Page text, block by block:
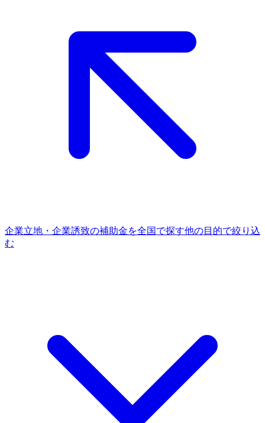
企業立地・企業誘致の補助金を全国で探す他の目的で絞り込
む